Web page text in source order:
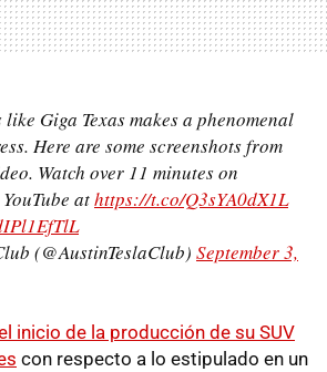
like Giga Texas makes a phenomenal
Here are some screenshots from
Watch over 11 minutes on
YouTube athttps://t.co/Q3sYA0dX1L
(@AustinTeslaClub) September 3,
inicio de la producción de su SUV
con respecto a lo estipulado en un